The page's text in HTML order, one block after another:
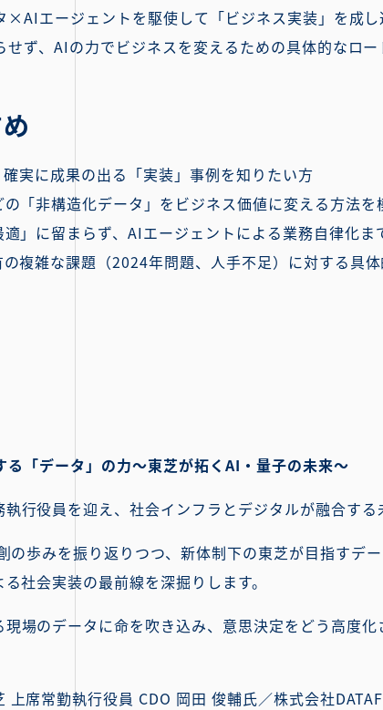
×AIエージェントを駆使して「ビジネス実装」を成
ず、AIの力でビジネスを変えるための具体的なロー
確実に成果の出る「実装」事例を知りたい方
「非構造化データ」をビジネス価値に変える方法を
」に留まらず、AIエージェントによる業務自律化
複雑な課題（2024年問題、人手不足）に対する具
「データ」の力～東芝が拓くAI・量子の未来～
行役員を迎え、社会インフラとデジタルが融合する
の歩みを振り返りつつ、新体制下の東芝が目指すデ
社会実装の最前線を深掘りします。
現場のデータに命を吹き込み、意思決定をどう高度
席常勤執行役員 CDO 岡田 俊輔氏／株式会社